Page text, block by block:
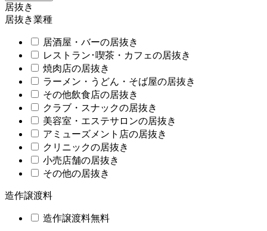
居抜き
居抜き業種
居酒屋・バーの居抜き
レストラン･喫茶・カフェの居抜き
焼肉店の居抜き
ラーメン・うどん・そば屋の居抜き
その他飲食店の居抜き
クラブ・スナックの居抜き
美容室・エステサロンの居抜き
アミューズメント店の居抜き
クリニックの居抜き
小売店舗の居抜き
その他の居抜き
造作譲渡料
造作譲渡料無料